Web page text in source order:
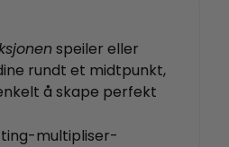
speiler eller
rundt et midtpunkt,
å skape perfekt